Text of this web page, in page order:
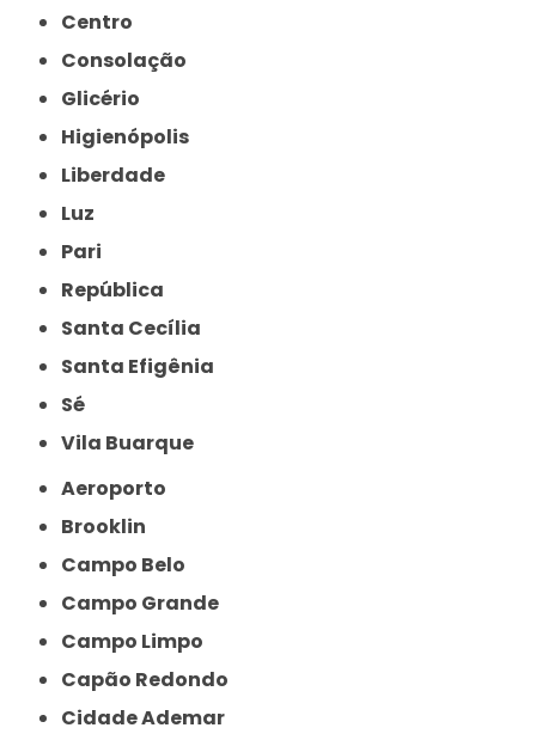
Centro
Consolação
Glicério
Higienópolis
Liberdade
Luz
Pari
República
Santa Cecília
Santa Efigênia
Sé
Vila Buarque
Aeroporto
Brooklin
Campo Belo
Campo Grande
Campo Limpo
Capão Redondo
Cidade Ademar